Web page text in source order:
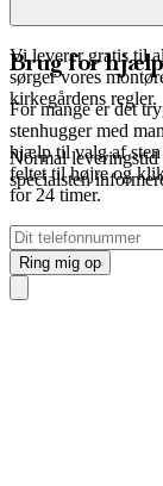
Vi leverer gratis til
sørger vores
kirkegårdens regler.
Normal leveringstid
specialsten
Brug for
For mange er det
stenhugger med
hjælp til valg af
feltet til højre og
for 24 timer.